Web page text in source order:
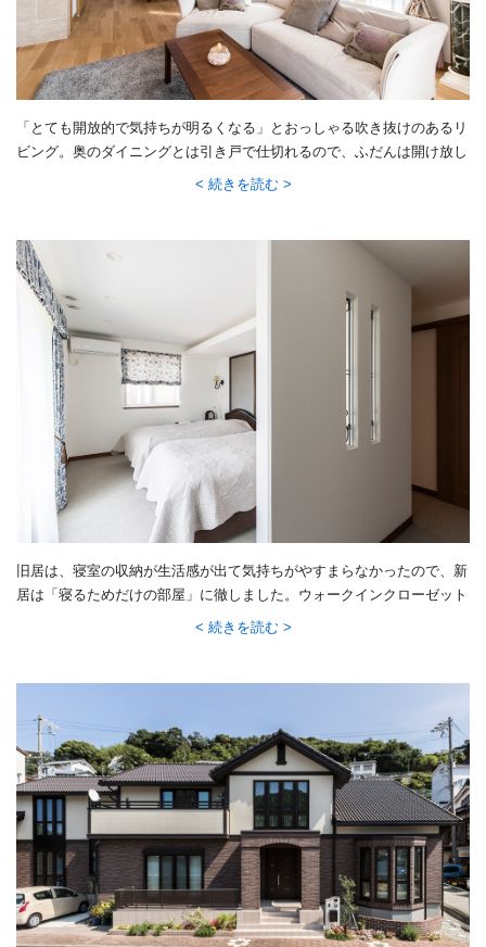
「とても開放的で気持ちが明るくなる」とおっしゃる吹き抜けのあるリ
ビング。奥のダイニングとは引き戸で仕切れるので、ふだんは開け放し
て広々と、来客時には閉めてリビングを独立させてと、使い分けていま
続きを読む
旧居は、寝室の収納が生活感が出て気持ちがやすまらなかったので、新
居は「寝るためだけの部屋」に徹しました。ウォークインクローゼット
もありますが、手前の間仕切りで完全に空間を分けています。窓からは
続きを読む